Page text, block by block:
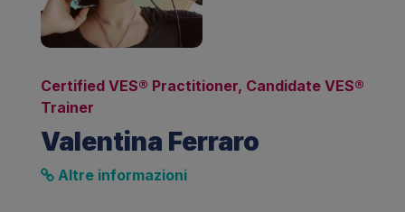
Certified VES® Practitioner, Candidate VES®
Trainer
Valentina Ferraro
Altre informazioni